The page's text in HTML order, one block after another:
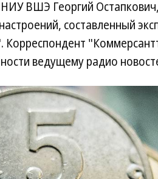
ВШЭ Георгий
составленный
Корреспондент
ведущему радио